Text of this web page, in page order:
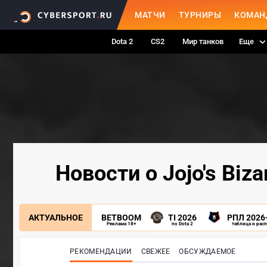
МАТЧИ ТУРНИРЫ
Dota 2 CS2 Мир танков Еще
Новости о Jojo's
АКТУАЛЬНОЕ BETBOOM
Реклама 18+
TI 2026
по Dota 2
РПЛ
таблица и
РЕКОМЕНДАЦИИ СВЕЖЕЕ ОБСУЖДАЕМОЕ